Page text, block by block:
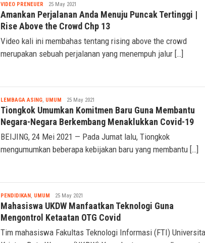
VIDEO PRENEUERNabila
25 May 2021
Amankan Perjalanan Anda Menuju Puncak Tertinggi |
Video kali ini membahas tentang rising above the crowd
LEMBAGA ASING,UMUMNabila25 May 2021
Tiongkok Umumkan Komitmen Baru Guna Membantu
BEIJING, 24 Mei 2021 — Pada Jumat lalu, Tiongkok
PENDIDIKAN,UMUMNabila
25 May 2021
Mahasiswa UKDW Manfaatkan Teknologi Guna